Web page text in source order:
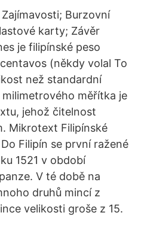
Burzovní
karty; Závěr
je filipínské peso
(někdy volal To
než standardní
měřítka je
jehož čitelnost
Mikrotext Filipínské
Filipín se první ražené
1521 v období
V té době na
druhů mincí z
velikosti groše z 15.